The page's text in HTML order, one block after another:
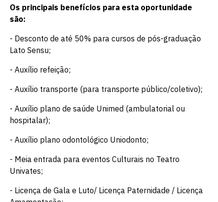
Os principais benefícios para esta oportunidade
são:
- Desconto de até 50% para cursos de pós-graduação
Lato Sensu;
- Auxílio refeição;
- Auxílio transporte (para transporte público/coletivo);
- Auxílio plano de saúde Unimed (ambulatorial ou
hospitalar);
- Auxílio plano odontológico Uniodonto;
- Meia entrada para eventos Culturais no Teatro
Univates;
- Licença de Gala e Luto/ Licença Paternidade / Licença